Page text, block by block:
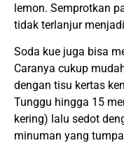
lemon. Semprotkan
tidak terlanjur
Soda kue juga bisa
Caranya cukup
dengan tisu kertas
Tunggu hingga 15
kering) lalu sedot
minuman yang